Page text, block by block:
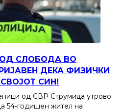
СЛОБОДА ВО
ДЕКА ФИЗИЧКИ
СИН!
од СВР Струмица утрово
54-годишен жител на